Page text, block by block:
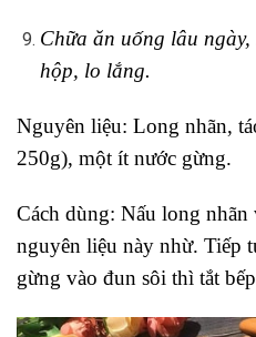
Chữa ăn uống lâu
hộp, lo lắng.
Nguyên liệu: Long nhãn,
250g), một ít nước gừng.
Cách dùng: Nấu long
nguyên liệu này nhừ. Tiếp
gừng vào đun sôi thì tắt